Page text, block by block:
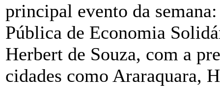
principal evento da
Pública de Economia
Herbert de Souza, com a
cidades como Araraquara,